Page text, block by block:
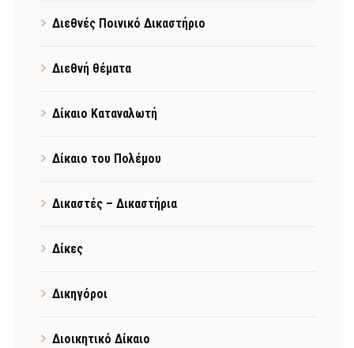
Διεθνές Ποινικό Δικαστήριο
Διεθνή θέματα
Δίκαιο Καταναλωτή
Δίκαιο του Πολέμου
Δικαστές – Δικαστήρια
Δίκες
Δικηγόροι
Διοικητικό Δίκαιο